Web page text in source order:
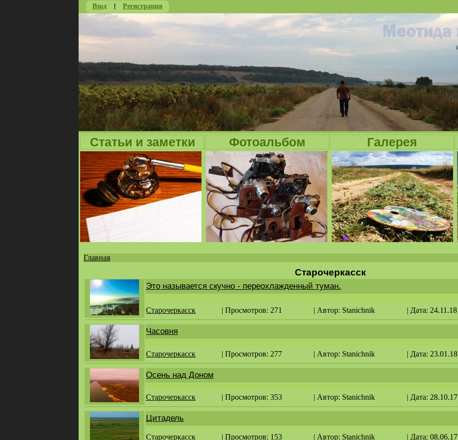
Вход | Регистрация
Статьи и заметки Фотоальбом Галерея
здесь
Главная
Старочеркасск
Это называется скучно - переохлажденный туман.
Старочеркасск | Просмотров: 271 | Автор: Stanichnik | Дата: 24.11.18
Часовня
Старочеркасск | Просмотров: 277 | Автор: Stanichnik | Дата: 23.01.18
Осень над Доном
Старочеркасск | Просмотров: 353 | Автор: Stanichnik | Дата: 28.10.17
Цитадель
Старочеркасск | Просмотров: 153 | Автор: Stanichnik | Дата: 08.06.17